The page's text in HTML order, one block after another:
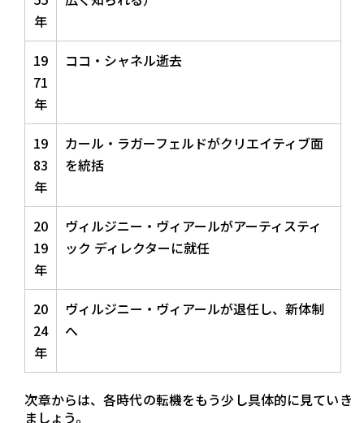
年
19
71
年
ココ・シャネル逝去
19
83
年
カール・ラガーフェルドがクリエイティブ面
を統括
20
19
年
ヴィルジニー・ヴィアールがアーティスティ
ック ディレクターに就任
20
24
年
ヴィルジニー・ヴィアールが退任し、新体制
へ
次章からは、各時代の転機をもう少し具体的に見ていき
ましょう。